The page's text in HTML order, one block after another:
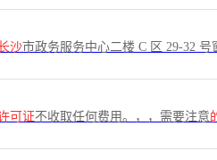
沙市政务服务中心二楼 C 区 29-32 号
可证不收取任何费用。，，需要注意